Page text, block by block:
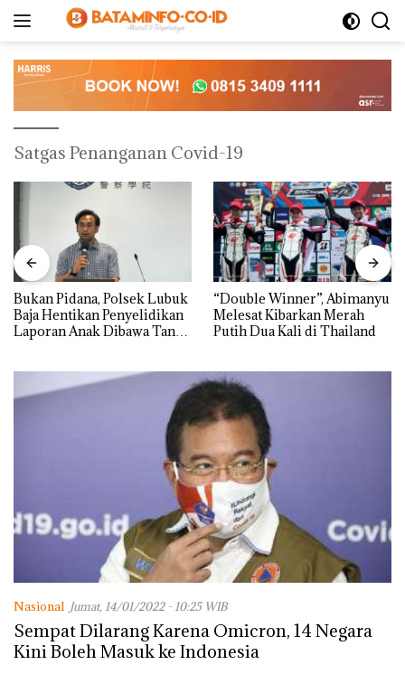
Satgas Penanganan Covid-19
Bukan Pidana, Polsek Lubuk
Baja Hentikan Penyelidikan
Laporan Anak Dibawa Tanpa
“Double Winner”, Abimanyu
Melesat Kibarkan Merah
Putih Dua Kali di Thailand
Nasional Jumat, 14/01/2022 - 10:25 WIB
Sempat Dilarang Karena Omicron, 14 Negara
Kini Boleh Masuk ke Indonesia